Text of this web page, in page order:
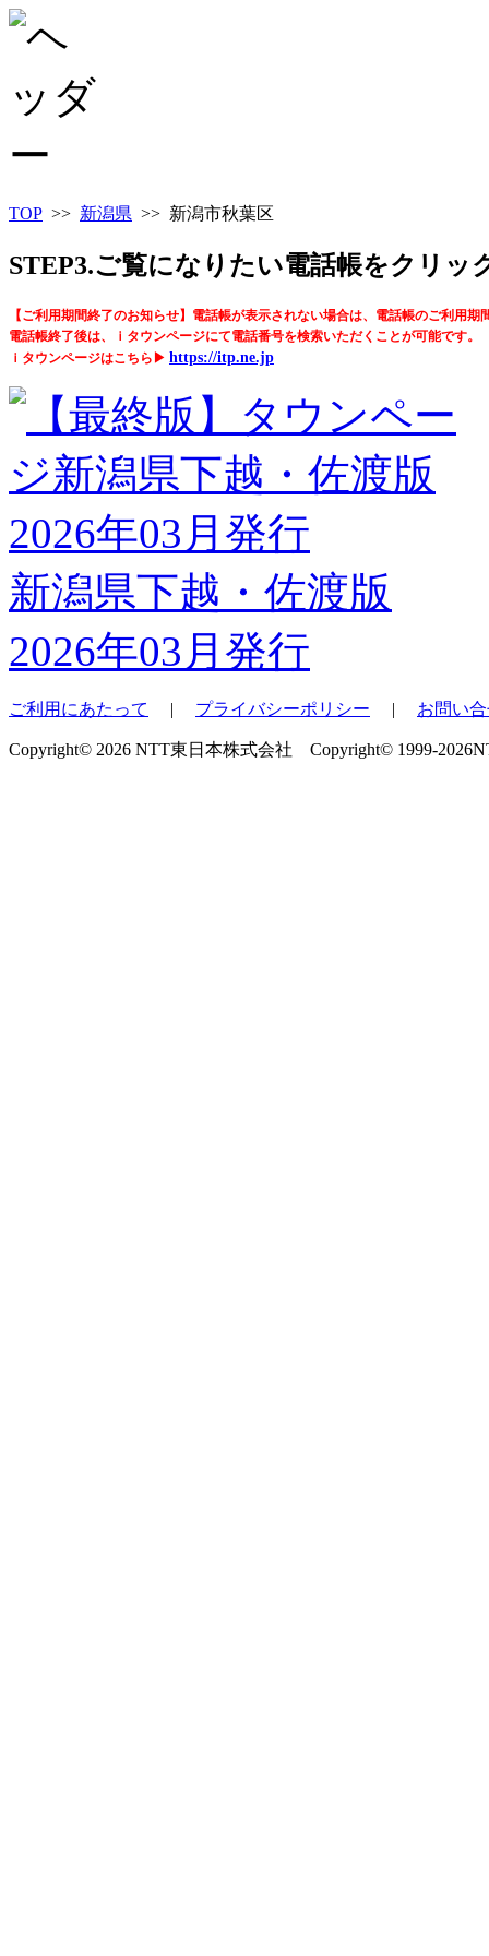
TOP >> 新潟県 >> 新潟市秋葉区
STEP3.ご覧になりたい電話帳をクリッ
【ご利用期間終了のお知らせ】電話帳が表示されない場合は、電話帳のご利用期
電話帳終了後は、ｉタウンページにて電話番号を検索いただくことが可能です。
ｉタウンページはこちら▶ https://itp.ne.jp
新潟県下越・佐渡版
2026年03月発行
ご利用にあたって | プライバシーポリシー | お問い
Copyright© 2026 NTT東日本株式会社 Copyright© 1999-